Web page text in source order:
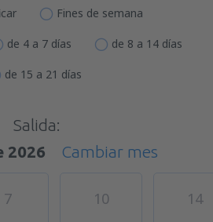
Fines de semana
de 4 a 7 días de 8 a 14 días
de 15 a 21 días
Salida:
2026
Cambiar mes
7 10 14